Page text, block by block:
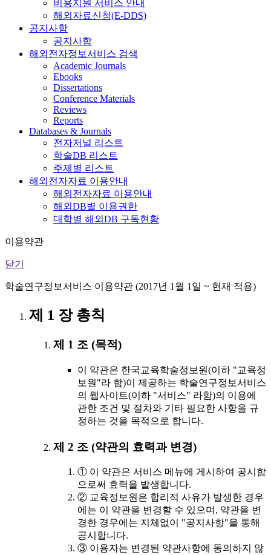
비용지원 서비스 안내
해외자료신청(E-DDS)
공지사항
공지사항
해외전자정보서비스 검색
Academic Journals
Ebooks
Dissertations
Conference Materials
Reviews
Reports
Databases & Journals
전자저널 리스트
학술DB 리스트
주제별 리스트
해외전자자료 이용안내
해외전자자료 이용안내
해외DB별 이용권한
대학별 해외DB 구독현황
이용약관
닫기
학술연구정보서비스 이용약관 (2017년 1월 1일 ~ 현재 적용)
제 1 장 총칙
제 1 조 (목적)
이 약관은 한국교육학술정보원(이하 "교육정
보원"라 함)이 제공하는 학술연구정보서비스
의 웹사이트(이하 "서비스" 라함)의 이용에
관한 조건 및 절차와 기타 필요한 사항을 규
정하는 것을 목적으로 합니다.
제 2 조 (약관의 효력과 변경)
① 이 약관은 서비스 메뉴에 게시하여 공시함
으로써 효력을 발생합니다.
② 교육정보원은 합리적 사유가 발생한 경우
에는 이 약관을 변경할 수 있으며, 약관을 변
경한 경우에는 지체없이 "공지사항"을 통해
공시합니다.
③ 이용자는 변경된 약관사항에 동의하지 않